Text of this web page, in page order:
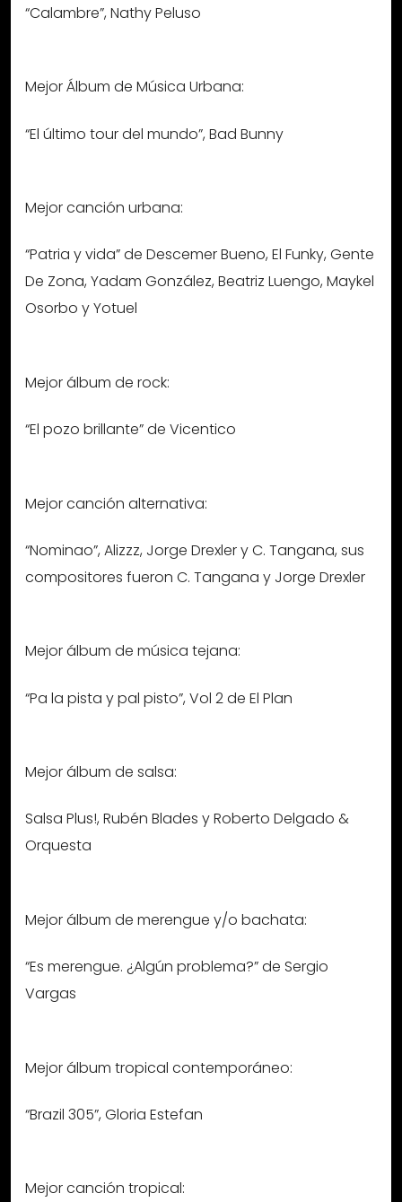
“Calambre”, Nathy Peluso
Mejor Álbum de Música Urbana:
“El último tour del mundo”, Bad Bunny
Mejor canción urbana:
“Patria y vida” de Descemer Bueno, El Funky, Gente
De Zona, Yadam González, Beatriz Luengo, Maykel
Osorbo y Yotuel
Mejor álbum de rock:
“El pozo brillante” de Vicentico
Mejor canción alternativa:
“Nominao”, Alizzz, Jorge Drexler y C. Tangana, sus
compositores fueron C. Tangana y Jorge Drexler
Mejor álbum de música tejana:
“Pa la pista y pal pisto”, Vol 2 de El Plan
Mejor álbum de salsa:
Salsa Plus!, Rubén Blades y Roberto Delgado &
Orquesta
Mejor álbum de merengue y/o bachata:
“Es merengue. ¿Algún problema?” de Sergio
Vargas
Mejor álbum tropical contemporáneo:
“Brazil 305”, Gloria Estefan
Mejor canción tropical: